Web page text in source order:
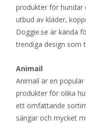
produkter för hundar
utbud av kläder,
Doggie.se är kända
trendiga design som
Animail
Animail är en
produkter för olika
ett omfattande
sängar och mycket